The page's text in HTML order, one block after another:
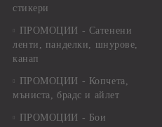
стикери
ПРОМОЦИИ - Сатенени
ленти, панделки, шнурове,
канап
ПРОМОЦИИ - Копчета,
мъниста, брадс и айлет
ПРОМОЦИИ - Бои